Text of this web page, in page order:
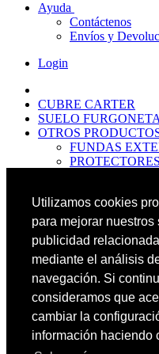
Utilizamos cookies
para mejorar
publicidad
mediante el análisis
navegación. Si
consideramos que
cambiar la
información haciendo
Ayuda
Contáctenos
Envíos y
Login
CUBRE CARTER
SUELO FURGONETA
OTROS
FUNDAS
PREMIUM
BASIC
OFERTAS
NOVEDADES
CONTACTO